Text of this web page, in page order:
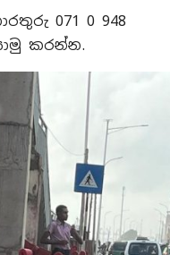
071 0 948
කරන්න.